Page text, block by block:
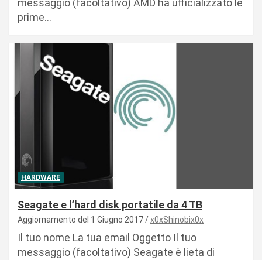
prime…
HARDWARE
Seagate e l’hard disk portatile da 4 TB
Aggiornamento del 1 Giugno 2017 x0xShinobix0x
Il tuo nome La tua email Oggetto Il tuo
messaggio (facoltativo) Seagate è lieta di